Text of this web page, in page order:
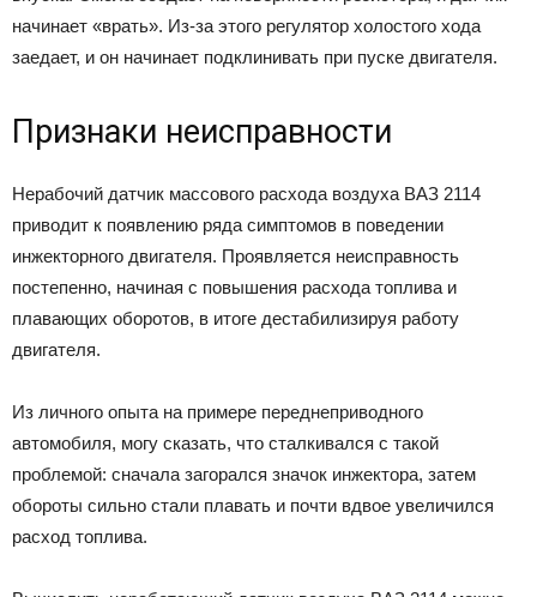
начинает «врать». Из-за этого регулятор холостого хода
заедает, и он начинает подклинивать при пуске двигателя.
Признаки неисправности
Нерабочий датчик массового расхода воздуха ВАЗ 2114
приводит к появлению ряда симптомов в поведении
инжекторного двигателя. Проявляется неисправность
постепенно, начиная с повышения расхода топлива и
плавающих оборотов, в итоге дестабилизируя работу
двигателя.
Из личного опыта на примере переднеприводного
автомобиля, могу сказать, что сталкивался с такой
проблемой: сначала загорался значок инжектора, затем
обороты сильно стали плавать и почти вдвое увеличился
расход топлива.